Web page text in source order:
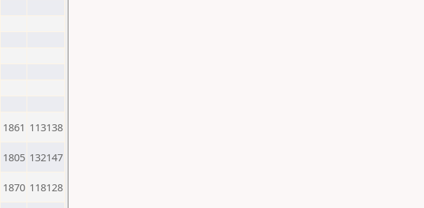
1861 113138
1805 132147
1870 118128